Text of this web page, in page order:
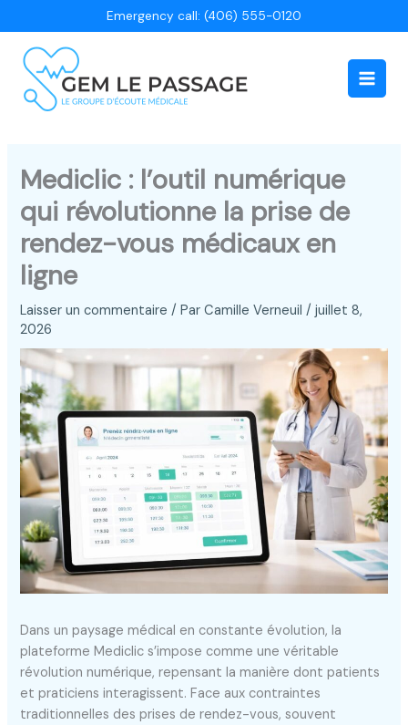
au
contenu
Emergency call: (406) 555-0120
Main
Mediclic : l’outil numérique
qui révolutionne la prise de
rendez-vous médicaux en
ligne
Laisser un commentaire / ParCamille Verneuil/juillet 8,
2026
Dans un paysage médical en constante évolution, la
plateforme Mediclic s’impose comme une véritable
révolution numérique, repensant la manière dont patients
et praticiens interagissent. Face aux contraintes
traditionnelles des prises de rendez-vous, souvent